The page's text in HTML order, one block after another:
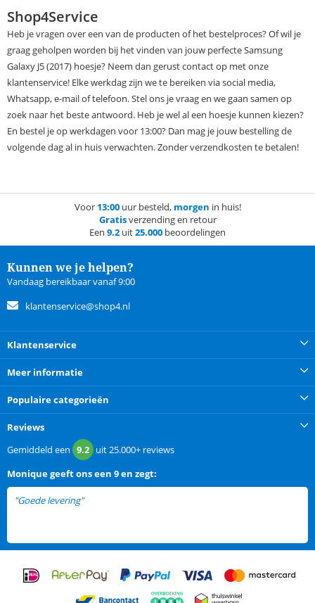
Shop4Service
Heb je vragen over een van de producten of het bestelproces? Of wil je
graag geholpen worden bij het vinden van jouw perfecte Samsung
Galaxy J5 (2017) hoesje? Neem dan gerust contact op met onze
klantenservice! Elke werkdag zijn we te bereiken via social media,
Whatsapp, e-mail of telefoon. Stel ons je vraag en we gaan samen op
zoek naar het beste antwoord. Heb je wel al een hoesje kunnen kiezen?
En bestel je op werkdagen voor 13:00? Dan mag je jouw bestelling de
volgende dag al in huis verwachten. Zonder verzendkosten te betalen!
Voor 13:00uur besteld, morgen in huis!
Gratisverzending en retour
Een 9.2 uit25.000 beoordelingen
Kunnen we je helpen?
Vandaag bereikbaar vanaf 9:00
klantenservice@shop4.nl
Klantenservice
Meer informatie
Populaire categorieën
Reviews
Gemiddeld een 9.2 uit25.000+ reviews
Moniquegeeft ons een 9 en zegt:
"Goede levering"